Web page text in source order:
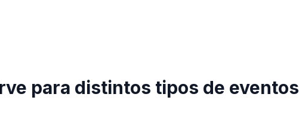
para distintos tipos de eventos